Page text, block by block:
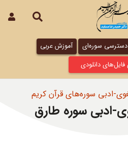
دسترسی سوره‌ای
آموزش عربی
فایل‌های دانلودی
ادبی سوره‌های قرآن کریم
ادبی سوره طارق